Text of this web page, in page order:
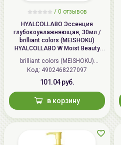
/ 0 отзывов
HYALCOLLABO Эссенция
глубокоувлажняющая, 30мл /
brilliant colors (MEISHOKU)
HYALCOLLABO W Moist Beauty
Essence
brilliant colors (MEISHOKU)
(Япония)
Код: 4902468227097
101.04 руб.
в корзину